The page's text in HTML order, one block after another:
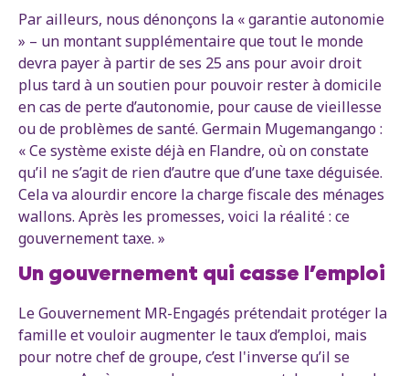
Par ailleurs, nous dénonçons la « garantie autonomie
» – un montant supplémentaire que tout le monde
devra payer à partir de ses 25 ans pour avoir droit
plus tard à un soutien pour pouvoir rester à domicile
en cas de perte d’autonomie, pour cause de vieillesse
ou de problèmes de santé. Germain Mugemangango :
« Ce système existe déjà en Flandre, où on constate
qu’il ne s’agit de rien d’autre que d’une taxe déguisée.
Cela va alourdir encore la charge fiscale des ménages
wallons. Après les promesses, voici la réalité : ce
gouvernement taxe. »
Un gouvernement qui casse l’emploi
Le Gouvernement MR-Engagés prétendait protéger la
famille et vouloir augmenter le taux d’emploi, mais
pour notre chef de groupe, c’est l'inverse qu’il se